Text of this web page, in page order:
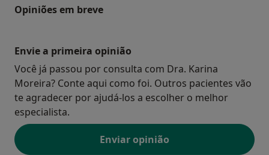
Opiniões em breve
Envie a primeira opinião
Você já passou por consulta com Dra. Karina
Moreira? Conte aqui como foi. Outros pacientes vão
te agradecer por ajudá-los a escolher o melhor
especialista.
Enviar opinião